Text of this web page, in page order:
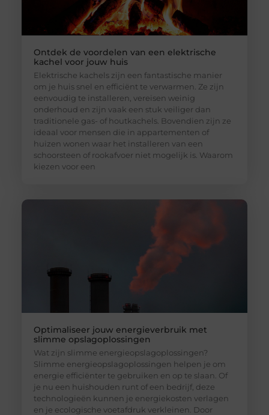
Ontdek de voordelen van een elektrische
kachel voor jouw huis
Elektrische kachels zijn een fantastische manier
om je huis snel en efficiënt te verwarmen. Ze zijn
eenvoudig te installeren, vereisen weinig
onderhoud en zijn vaak een stuk veiliger dan
traditionele gas- of houtkachels. Bovendien zijn ze
ideaal voor mensen die in appartementen of
huizen wonen waar het installeren van een
schoorsteen of rookafvoer niet mogelijk is. Waarom
kiezen voor een
Optimaliseer jouw energieverbruik met
slimme opslagoplossingen
Wat zijn slimme energieopslagoplossingen?
Slimme energieopslagoplossingen helpen je om
energie efficiënter te gebruiken en op te slaan. Of
je nu een huishouden runt of een bedrijf, deze
technologieën kunnen je energiekosten verlagen
en je ecologische voetafdruk verkleinen. Door